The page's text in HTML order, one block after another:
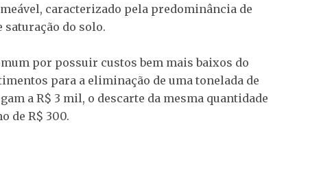
caracterizado pela predominância de
do solo.
por possuir custos bem mais baixos do
para a eliminação de uma tonelada de
a R$ 3 mil, o descarte da mesma quantidade
de R$ 300.